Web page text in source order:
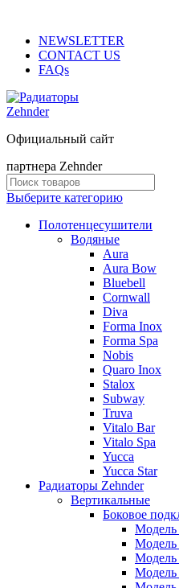
NEWSLETTER
CONTACT US
FAQs
Официальный сайт
партнера Zehnder
Выберите категорию
Полотенцесушители
Водяные
Aura
Aura Bow
Bluebell
Cornwall
Diva
Forma Inox
Forma Spa
Nobis
Quaro Inox
Stalox
Subway
Truva
Vitalo Bar
Vitalo Spa
Yucca
Yucca Star
Радиаторы Zehnder
Вертикальные
Боковое
Модель
Модель
Модель
Модель